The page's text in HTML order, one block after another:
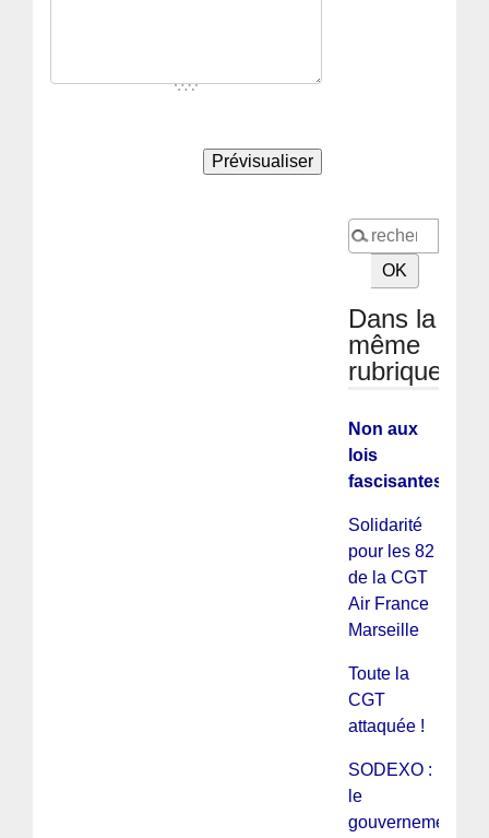
Dans la
même
rubrique
Non aux
lois
fascisantes
Solidarité
pour les 82
de la CGT
Air France
Marseille
Toute la
CGT
attaquée !
SODEXO :
le
gouvernement